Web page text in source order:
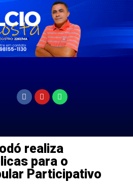
realiza
para o
Participativo